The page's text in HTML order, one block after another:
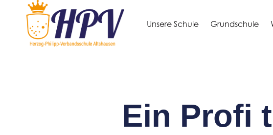
Unsere Schule Grundschule
Ein Profi